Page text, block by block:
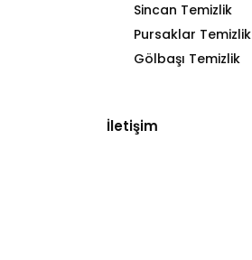
Sincan Temizlik
Pursaklar Temizlik
Gölbaşı Temizlik
İletişim